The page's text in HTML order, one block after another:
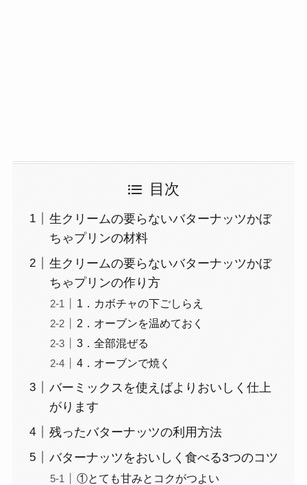
目次
生クリームの要らないバターナッツかぼ
ちゃプリンの材料
生クリームの要らないバターナッツかぼ
ちゃプリンの作り方
1．カボチャの下ごしらえ
2．オーブンを温めておく
3．全部混ぜる
4．オーブンで焼く
バーミックスを使えばよりおいしく仕上
がります
残ったバターナッツの利用方法
バターナッツをおいしく食べる3つのコツ
①とても甘みとコクがつよい